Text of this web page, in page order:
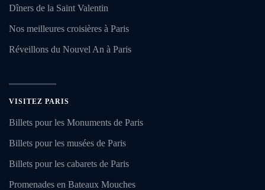
Dîners de la Saint Valentin
Nos meilleures croisières à Paris
Réveillons du Nouvel An à Paris
VISITEZ PARIS
Billets pour les Monuments de Paris
Billets pour les musées de Paris
Billets pour les cabarets de Paris
Promenades en Bateaux Mouches